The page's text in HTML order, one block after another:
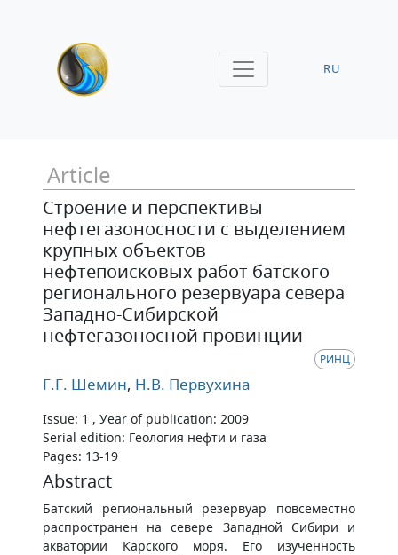
RU
Article
Строение и перспективы
нефтегазоносности с выделением
крупных объектов
нефтепоисковых работ батского
регионального резервуара севера
Западно-Сибирской
нефтегазоносной провинции
РИНЦ
Г.Г. Шемин, Н.В. Первухина
Issue: 1 , Уear of publication: 2009
Serial edition: Геология нефти и газа
Pages: 13-19
Abstract
Батский региональный резервуар повсеместно
распространен на севере Западной Сибири и
акватории Карского моря. Его изученность